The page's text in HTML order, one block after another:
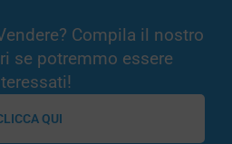
Compila il nostro
se potremmo essere
QUI